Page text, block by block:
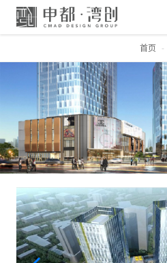
网站首页
关于CMAD
项目案例
新闻资讯
加入CMAD
首页